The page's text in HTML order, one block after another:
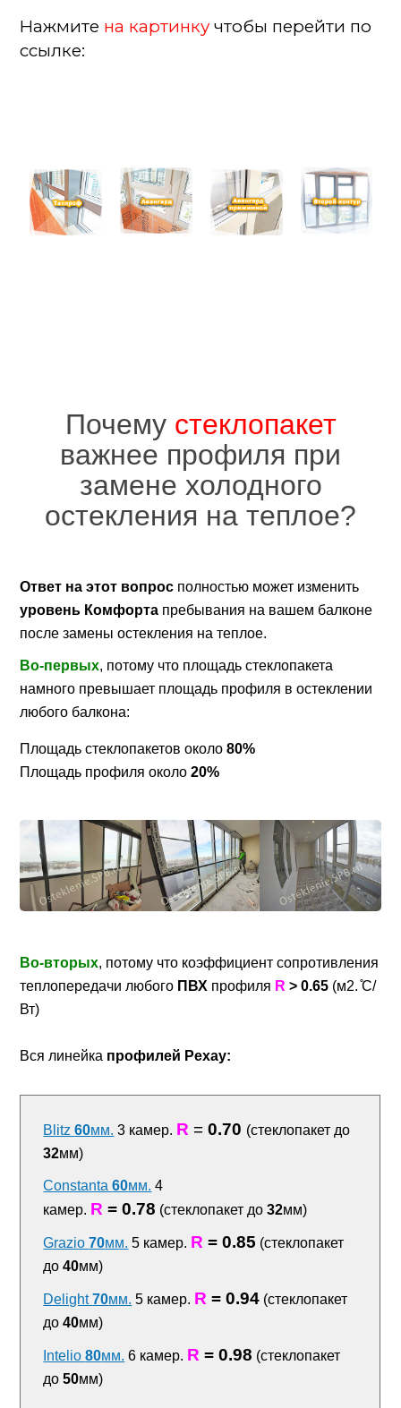
Нажмите на картинку чтобы перейти по
ссылке:
Почему стеклопакет
важнее профиля при
замене холодного
остекления на теплое?
Ответ на этот вопрос полностью может изменить
уровень Комфорта пребывания на вашем балконе
после замены остекления на теплое.
Во-первых, потому что площадь стеклопакета
намного превышает площадь профиля в остеклении
любого балкона:
Площадь стеклопакетов около80%
Площадь профиля около20%
Во-вторых, потому что коэффициент сопротивления
теплопередачи любого ПВХ профиля R > 0.65 (м2. ̊С/
Вт)
Вся линейка профилей Рехау:
Blitz60мм. 3 камер. R =0.70 (стеклопакет до
32мм)
Constanta60мм. 4
камер. R= 0.78 (стеклопакет до32мм)
Grazio70мм. 5 камер. R= 0.85 (стеклопакет
до40мм)
Delight70мм. 5 камер. R= 0.94 (стеклопакет
до40мм)
Intelio80мм. 6 камер. R= 0.98 (стеклопакет
до50мм)